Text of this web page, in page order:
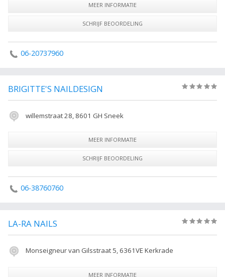
MEER INFORMATIE
SCHRIJF BEOORDELING
06-20737960
BRIGITTE'S NAILDESIGN
willemstraat 28, 8601 GH Sneek
MEER INFORMATIE
SCHRIJF BEOORDELING
06-38760760
LA-RA NAILS
Monseigneur van Gilsstraat 5, 6361VE Kerkrade
MEER INFORMATIE